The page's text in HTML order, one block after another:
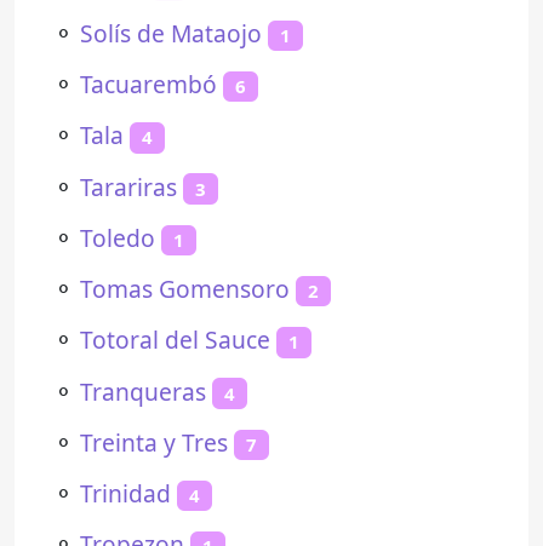
⚬ Solís de Mataojo 1
⚬ Tacuarembó 6
⚬ Tala 4
⚬ Tarariras 3
⚬ Toledo 1
⚬ Tomas Gomensoro 2
⚬ Totoral del Sauce 1
⚬ Tranqueras 4
⚬ Treinta y Tres 7
⚬ Trinidad 4